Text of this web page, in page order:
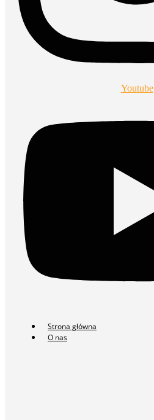
Youtube
Strona główna
O nas